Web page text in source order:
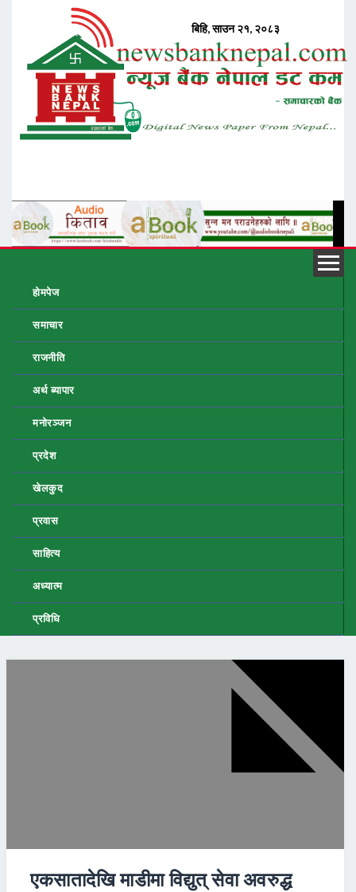
होमपेज
समाचार
राजनीति
अर्थ ब्यापार
मनोरञ्जन
प्रदेश
खेलकुद
प्रवास
साहित्य
अध्यात्म
प्रविधि
एकसातादेखि माडीमा विद्युत् सेवा अवरुद्ध